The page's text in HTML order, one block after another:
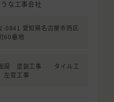
な工事会社
0841 愛知県名古屋市西区
60番地
設 塗装工事 タイル工
官工事